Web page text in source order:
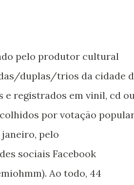
pelo produtor cultural
duplas/trios da cidade
e registrados em vinil, cd
por votação
janeiro, pelo
sociais Facebook
Ao todo, 44